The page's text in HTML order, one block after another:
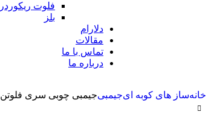
فلوت ریکوردر
بلز
دلارام
مقالات
تماس با ما
درباره ما
خانهساز های کوبه ایجیمبیجیمبی چوبی سری فلوتن 12 اینچ مینل مدل DJW3GAB-M